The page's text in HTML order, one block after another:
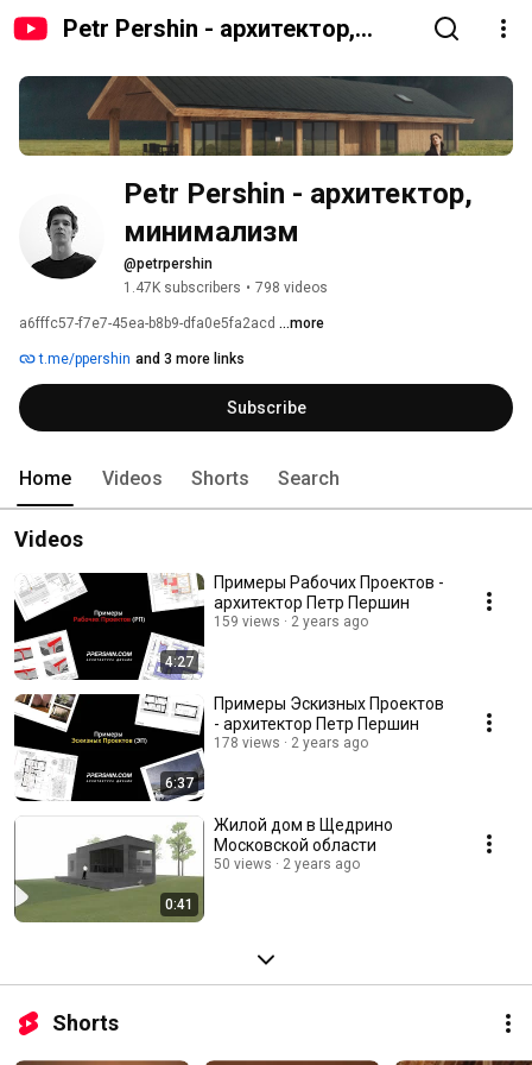
Petr Pershin - архитектор,
Petr Pershin - архитектор,
минимализм
@petrpershin
1.47K subscribers • 798 videos
a6fffc57-f7e7-45ea-b8b9-dfa0e5fa2acd ...more
t.me/ppershin and 3 more links
Subscribe
Home Videos Shorts Search
Videos
4:27
Примеры Рабочих Проектов -
архитектор Петр Першин
159 views 2 years ago
6:37
Примеры Эскизных Проектов
- архитектор Петр Першин
178 views 2 years ago
0:41
Жилой дом в Щедрино
Московской области
50 views 2 years ago
Shorts